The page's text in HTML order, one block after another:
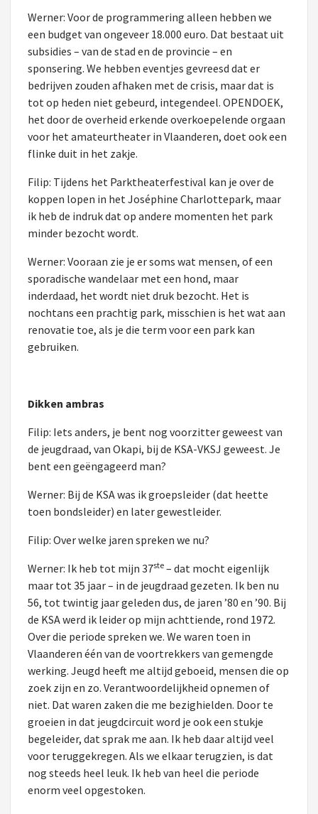
Werner: Voor de programmering alleen hebben we
een budget van ongeveer 18.000 euro. Dat bestaat uit
subsidies – van de stad en de provincie – en
sponsering. We hebben eventjes gevreesd dat er
bedrijven zouden afhaken met de crisis, maar dat is
tot op heden niet gebeurd, integendeel. OPENDOEK,
het door de overheid erkende overkoepelende orgaan
voor het amateurtheater in Vlaanderen, doet ook een
flinke duit in het zakje.
Filip: Tijdens het Parktheaterfestival kan je over de
koppen lopen in het Joséphine Charlottepark, maar
ik heb de indruk dat op andere momenten het park
minder bezocht wordt.
Werner: Vooraan zie je er soms wat mensen, of een
sporadische wandelaar met een hond, maar
inderdaad, het wordt niet druk bezocht. Het is
nochtans een prachtig park, misschien is het wat aan
renovatie toe, als je die term voor een park kan
gebruiken.
Dikken ambras
Filip: Iets anders, je bent nog voorzitter geweest van
de jeugdraad, van Okapi, bij de KSA-VKSJ geweest. Je
bent een geëngageerd man?
Werner: Bij de KSA was ik groepsleider (dat heette
toen bondsleider) en later gewestleider.
Filip: Over welke jaren spreken we nu?
Werner: Ik heb tot mijn 37ste – dat mocht eigenlijk
maar tot 35 jaar – in de jeugdraad gezeten. Ik ben nu
56, tot twintig jaar geleden dus, de jaren ’80 en ’90. Bij
de KSA werd ik leider op mijn achttiende, rond 1972.
Over die periode spreken we. We waren toen in
Vlaanderen één van de voortrekkers van gemengde
werking. Jeugd heeft me altijd geboeid, mensen die op
zoek zijn en zo. Verantwoordelijkheid opnemen of
niet. Dat waren zaken die me bezighielden. Door te
groeien in dat jeugdcircuit word je ook een stukje
begeleider, dat sprak me aan. Ik heb daar altijd veel
voor teruggekregen. Als we elkaar terugzien, is dat
nog steeds heel leuk. Ik heb van heel die periode
enorm veel opgestoken.